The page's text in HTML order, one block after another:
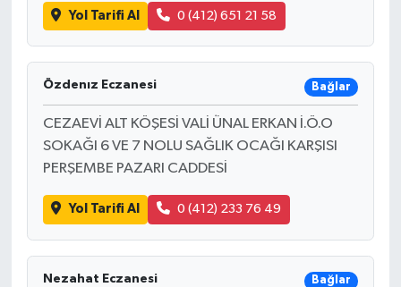
Yol Tarifi Al 0 (412) 651 21 58
Özdenız Eczanesi Bağlar
CEZAEVİ ALT KÖŞESİ VALİ ÜNAL ERKAN İ.Ö.O
SOKAĞI 6 VE 7 NOLU SAĞLIK OCAĞI KARŞISI
PERŞEMBE PAZARI CADDESİ
Yol Tarifi Al 0 (412) 233 76 49
Nezahat Eczanesi Bağlar